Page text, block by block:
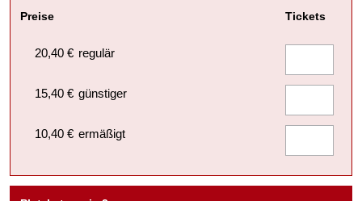
Tickets
Preise
20,40 € regulär
15,40 € günstiger
10,40 € ermäßigt